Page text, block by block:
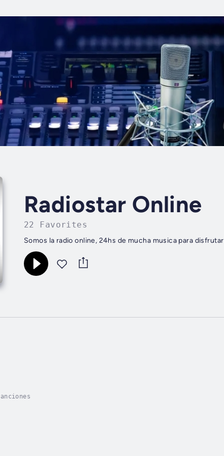
Radiostar Online
22 Favorites
Somos la radio online, 24hs de mucha musica para disfrutar